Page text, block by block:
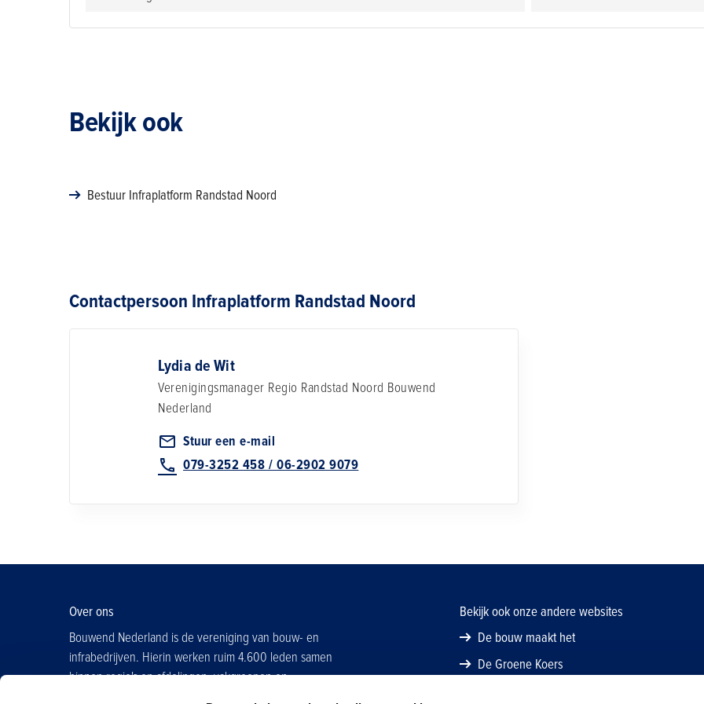
Bekijk ook
Bestuur Infraplatform Randstad Noord
Contactpersoon Infraplatform Randstad Noord
Lydia de Wit
Verenigingsmanager Regio Randstad Noord Bouwend
Nederland
Stuur een e-mail
079-3252 458 / 06-2902 9079
Over ons
Bouwend Nederland is de vereniging van bouw- en
infrabedrijven. Hierin werken ruim 4.600 leden samen
binnen regio's en afdelingen, vakgroepen en
Bekijk ook onze andere websites
De bouw maakt het
De Groene Koers